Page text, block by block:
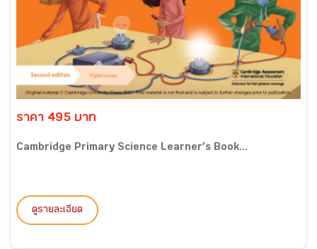
ราคา 495 บาท
Cambridge Primary Science Learner’s Book...
ดูรายละเอียด